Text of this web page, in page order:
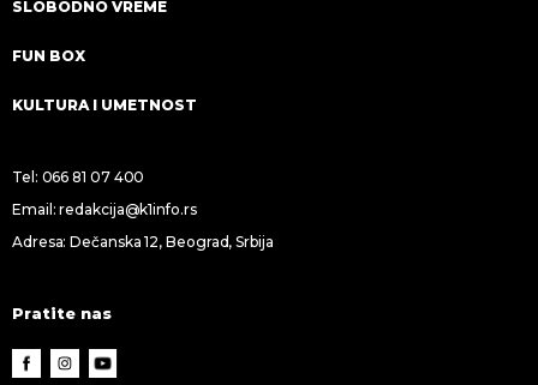
SLOBODNO VREME
FUN BOX
KULTURA I UMETNOST
Tel: 066 81 07 400
Email:redakcija@k1info.rs
Adresa: Dečanska 12, Beograd, Srbija
Pratite nas